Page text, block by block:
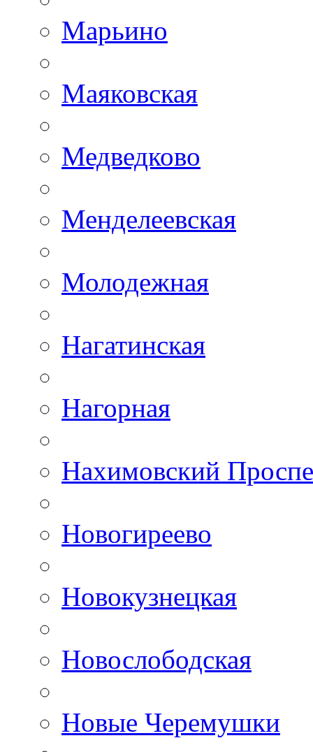
Марьино
Маяковская
Медведково
Менделеевская
Молодежная
Нагатинская
Нагорная
Нахимовский
Новогиреево
Новокузнецкая
Новослободская
Новые Черемушки